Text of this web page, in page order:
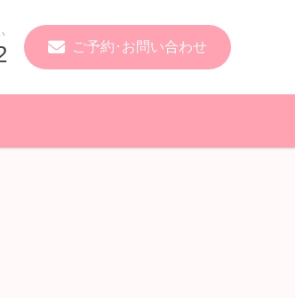
ご予約･ お問い合わせ